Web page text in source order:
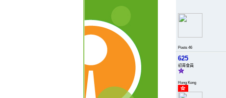
Posts 46
625
初青會員
Hong Kong